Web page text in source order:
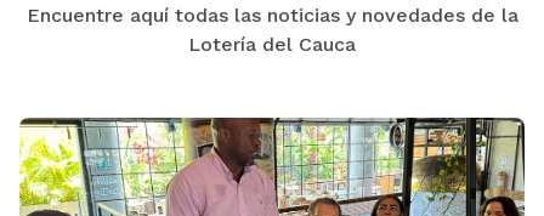
Encuentre aquí todas las noticias y novedades de la
Lotería del Cauca